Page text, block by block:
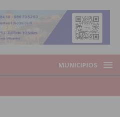
MUNICIPIOS